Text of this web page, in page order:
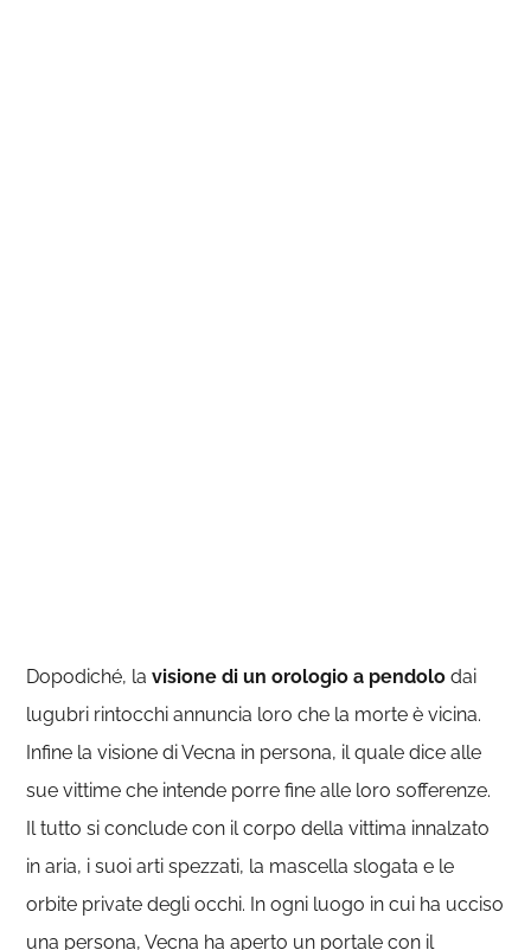
Dopodiché, lavisione di un orologio a pendolo dai
lugubri rintocchi annuncia loro che la morte è vicina.
Infine la visione di Vecna in persona, il quale dice alle
sue vittime che intende porre fine alle loro sofferenze.
Il tutto si conclude con il corpo della vittima innalzato
in aria, i suoi arti spezzati, la mascella slogata e le
orbite private degli occhi. In ogni luogo in cui ha ucciso
una persona, Vecna ha aperto un portale con il